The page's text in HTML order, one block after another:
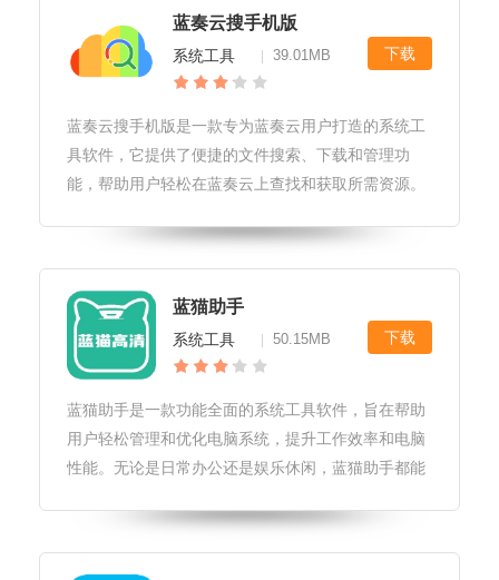
蓝奏云搜手机版
系统工具 39.01MB 下载
蓝奏云搜手机版是一款专为蓝奏云用户打造的系统工
具软件，它提供了便捷的文件搜索、下载和管理功
能，帮助用户轻松在蓝奏云上查找和获取所需资源。
版拥有强大的搜索引擎，能够快速准确地找到用户所
需的文件资源。2.简洁易用：软
蓝猫助手
系统工具 50.15MB 下载
蓝猫助手是一款功能全面的系统工具软件，旨在帮助
用户轻松管理和优化电脑系统，提升工作效率和电脑
性能。无论是日常办公还是娱乐休闲，蓝猫助手都能
理与优化：蓝猫助手能深度扫描系统，清理无用文件
和垃圾缓存，释放硬盘空间，优